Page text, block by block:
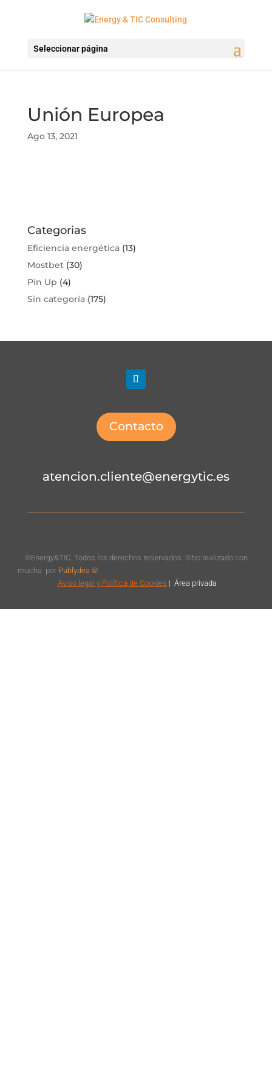
Seleccionar página
Unión Europea
Ago 13, 2021
Categorias
Eficiencia energética(13)
Mostbet(30)
Pin Up (4)
Sin categoría(175)
Contacto
atencion.cliente@energytic.es
©Energy&TIC. Todos los derechos reservados. Sitio realizado con
mucha por Publydea ©
Aviso legal y Política de Cookies | Área privada